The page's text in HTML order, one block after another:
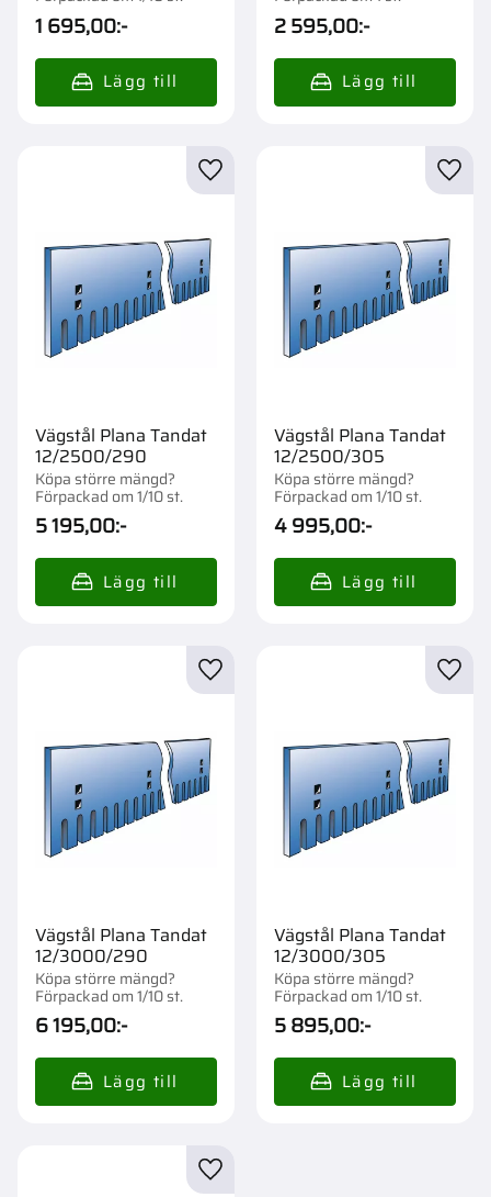
1 695,00:- 2 595,00:-
Vägstål Plana Tandat
12/2500/290
Köpa större mängd?
Förpackad om 1/10 st.
5 195,00:-
Lägg till i favoriter
Vägstål Plana Tandat
12/2500/305
Köpa större mängd?
Förpackad om 1/10 st.
4 995,00:-
Vägstål Plana Tandat
12/3000/290
Köpa större mängd?
Förpackad om 1/10 st.
6 195,00:-
Lägg till i favoriter
Vägstål Plana Tandat
12/3000/305
Köpa större mängd?
Förpackad om 1/10 st.
5 895,00:-
Lägg till i favoriter